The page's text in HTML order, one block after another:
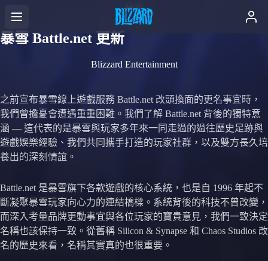
暴雪
暴雪 Battle.net 更新
Blizzard Entertainment
之前宣布暴雪線上遊戲服務 Battle.net 改頭換面的更名事宜時，
我們曾擔憂會遭遇重重困難。我們了解 Battle.net 背後的獨特意
涵 — 這代表的是暴雪與玩家多年來一同走過的過往歷史足跡與
遊戲娛樂經驗、我們共同攜手打造的玩家社群，以及雙方長久培
養出的深刻情誼。
Battle.net 是暴雪旗下各款遊戲的核心系統，也是自 1996 年起不
斷凝聚暴雪玩家向心力的連結橋樑。系統背後的科技不曾改變，
而深入考量品牌更動事宜與各位玩家的寶貴意見，我們一致決定
名稱也該保持一致。從舊稱 Silicon & Synapse 和 Chaos Studios 改
名的歷史來看，名稱其實真的也很重要。